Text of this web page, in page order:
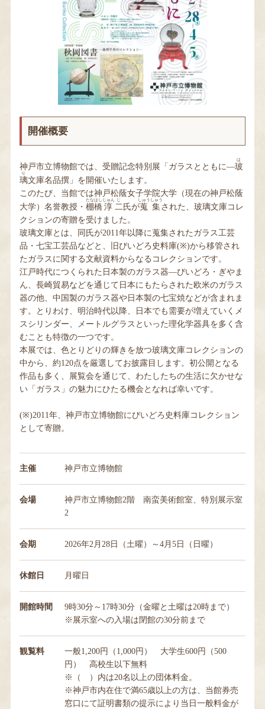
お知らせ・イベント
Language
開催概要
神戸市立博物館では、受贈記念特別展「ガラスとともに―玻
は
璃
り
文庫名品撰」を開催いたします。
このたび、当館では神戸松蔭女子学院大学（現在の神戸松蔭
大学）名誉教授・ 棚
たな
橋
はし
淳
じゅん
二
じ
氏が蒐
しゅう
集
しゅう
された、玻璃文庫コレ
クションの寄贈を受けました。
玻璃文庫とは、同氏が2011年以降に蒐集されたガラス工芸
品・七宝工芸品などと、旧びいどろ史料庫(※)から移管され
たガラスに関する文献資料からなるコレクションです。
江戸時代につくられた日本製のガラス器―びいどろ・ぎやま
ん、長崎貿易などを通じて日本にもたらされた欧米のガラス
器の他、中国製のガラス器や日本製の七宝焼などが含まれま
す。とりわけ、明治時代以降、日本でも需要が増えていくメ
スシリンダー、メートルグラスといった理化学器具を多く含
むことも特徴の一つです。
本展では、色とりどりの輝きを放つ玻璃文庫コレクションの
中から、約120点を厳選してお披露目します。初公開となる
作品も多く、展覧会を通じて、わたしたちの生活に欠かせな
い「ガラス」の魅力にひたる機会となれば幸いです。
(※)2011年、神戸市立博物館にびいどろ史料庫コレクション
として寄贈。
主催 神戸市立博物館
会場
神戸市立博物館2階 南蛮美術館室、特別展示室
2
会期 2026年2月28日（土曜）～4月5日（日曜）
休館日 月曜日
開館時間
9時30分～17時30分（金曜と土曜は20時まで）
※展示室への入場は閉館の30分前まで
観覧料
一般1,200円（1,000円） 大学生600円（500
円） 高校生以下無料
※（ ）内は20名以上の団体料金。
※神戸市内在住で満65歳以上の方は、当館券売
窓口にて証明書類の提示により当日一般料金が